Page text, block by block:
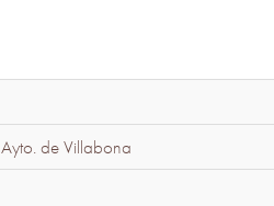
Ayto. de Villabona